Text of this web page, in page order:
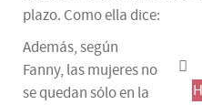
plazo. Como ella dice:
Además, según
Fanny, las mujeres no
se quedan sólo en la